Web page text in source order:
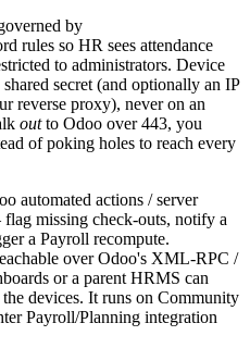
by
rules so HR sees attendance
to administrators. Device
secret (and optionally an IP
reverse proxy), never on an
outto Odoo over 443, you
of poking holes to reach every
automated actions / server
missing check-outs, notify a
a Payroll recompute.
over Odoo's XML-RPC /
or a parent HRMS can
devices. It runs on Community
Payroll/Planning integration